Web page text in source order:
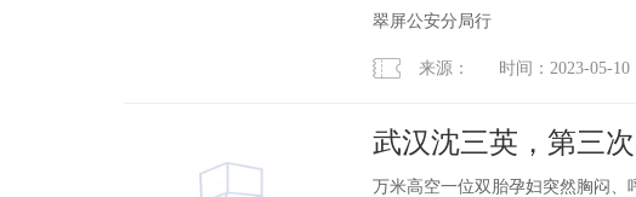
翠屏公安分局行
来源： 时间：2023-05-10
武汉沈三英，第三
万米高空一位双胎孕妇突然胸闷、